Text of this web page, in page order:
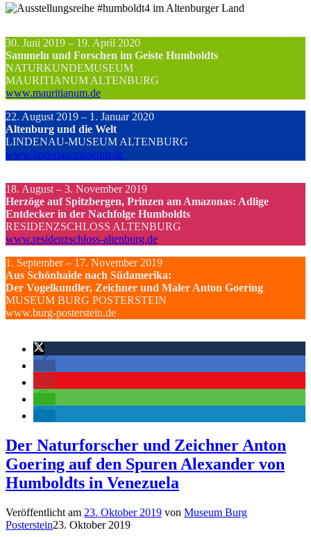
30. Juni 2019 – 19. April 2020
Sammeln und Forschen im Geiste Humboldts
NATURKUNDEMUSEUM
MAURITIANUM ALTENBURG
www.mauritianum.de
22. August 2019 – 1. Januar 2020
Altenburg und die Welt
LINDENAU-MUSEUM ALTENBURG
www.lindenau-museum.de
18. August – 3. November 2019
Herzöge auf Spitzbergen, Prinzen am Amazonas: Adlige
Entdecker in der Nachfolge Humboldts
RESIDENZSCHLOSS ALTENBURG
www.residenzschloss-altenburg.de
1. September – 17. November 2019
Aus Schönhaide nach Südamerika:
Der Vogelkundler, Zeichner und Maler Anton Goering
MUSEUM BURG POSTERSTEIN
www.burg-posterstein.de
Der Naturforscher und Zeichner Anton
Goering auf den Spuren Alexander von
Humboldts in Venezuela
Veröffentlicht am 23. Oktober 2019 von Museum Burg
Posterstein23. Oktober 2019